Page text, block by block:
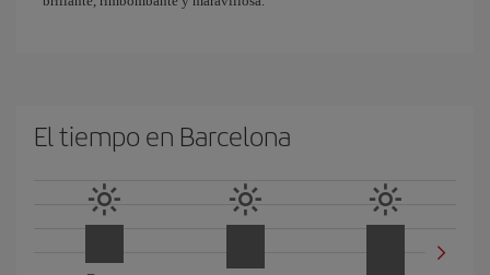
El tiempo en Barcelona